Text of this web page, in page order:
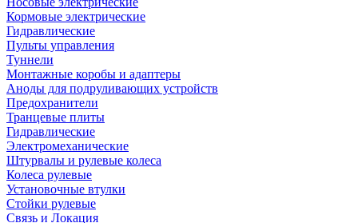
Кормовые электрические
Гидравлические
Пульты управления
Туннели
Монтажные коробы и адаптеры
Аноды для подруливающих устройств
Предохранители
Транцевые плиты
Гидравлические
Электромеханические
Штурвалы и рулевые колеса
Колеса рулевые
Установочные втулки
Стойки рулевые
Связь и Локация